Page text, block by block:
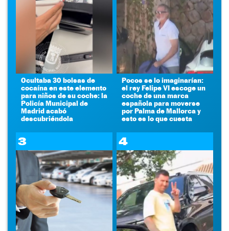
Ocultaba 30 bolsas de
cocaína en este elemento
para niños de su coche: la
Policía Municipal de
Madrid acabó
descubriéndola
Pocos se lo imaginarían:
el rey Felipe VI escoge un
coche de una marca
española para moverse
por Palma de Mallorca y
esto es lo que cuesta
3 4